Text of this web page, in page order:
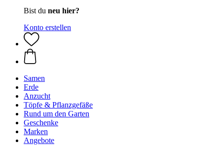
Bist du neu hier?
Konto erstellen
Samen
Erde
Anzucht
Töpfe & Pflanzgefäße
Rund um den Garten
Geschenke
Marken
Angebote